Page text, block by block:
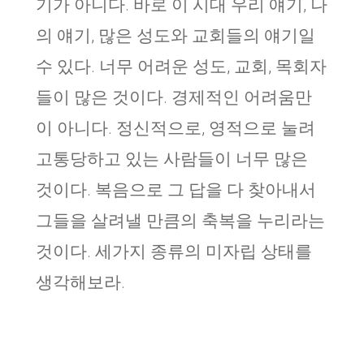
기가 아니다. 바로 이 시대 우리 얘기, 나
의 얘기, 많은 성도와 교회들의 얘기일
수 있다. 너무 어려운 성도, 교회, 목회자
들이 많은 것이다. 경제적인 어려움만
이 아니다. 정신적으로, 영적으로 눌려
고통당하고 있는 사람들이 너무 많은
것이다. 복음으로 그 답을 다 찾아내서
그들을 살려낼 만큼의 축복을 누리라는
것이다. 세가지 종류의 미자립 상태를
생각해보라.